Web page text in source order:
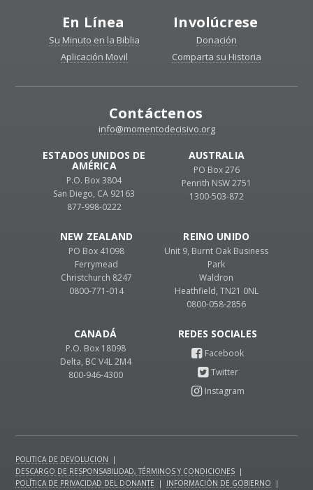
En Línea
Su Minuto en la Biblia
Aplicación Movil
Involúcrese
Donación
Comparta su Historia
Contáctenos
info@momentodecisivo.org
ESTADOS UNIDOS DE
AMÉRICA
P.O. Box 3804
San Diego, CA 92163
877-998-0222
CANADÁ
P.O. Box 18098
Delta, BC V4L 2M4
800-946-4300
REINO UNIDO
Unit 9, Burnt Oak Business
Park
Waldron
Heathfield, TN21 0NL
0800-058-2856
AUSTRALIA
PO Box 276
Penrith NSW 2751
1300-503-872
NEW ZEALAND
PO Box 41098
Ferrymead
Christchurch 8247
0800-771-014
POLITICA DE DEVOLUCION
|
DESCARGO DE RESPONSABILIDAD, TÉRMINOS Y CONDICIONES |
POLÍTICA DE PRIVACIDAD DEL DONANTE
| INFORMACIÓN DE GOBIERNO |